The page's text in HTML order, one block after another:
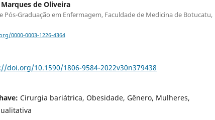
de Oliveira
Pós-Graduação em Enfermagem, Faculdade de Medicina de Botucatu,
0000-0003-1226-4364
doi.org/10.1590/1806-9584-2022v30n379438
Cirurgia bariátrica, Obesidade, Gênero, Mulheres,